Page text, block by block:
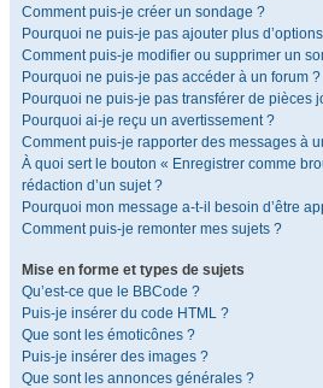
Comment puis-je créer un sondage ?
Pourquoi ne puis-je pas ajouter plus
Comment puis-je modifier ou supprimer un
Pourquoi ne puis-je pas accéder à un forum ?
Pourquoi ne puis-je pas transférer de pièces
Pourquoi ai-je reçu un avertissement ?
Comment puis-je rapporter des messages à
À quoi sert le bouton « Enregistrer comme
rédaction d’un sujet ?
Pourquoi mon message a-t-il besoin d’être
Comment puis-je remonter mes sujets ?
Mise en forme et types de sujets
Qu’est-ce que le BBCode ?
Puis-je insérer du code HTML ?
Que sont les émoticônes ?
Puis-je insérer des images ?
Que sont les annonces générales ?